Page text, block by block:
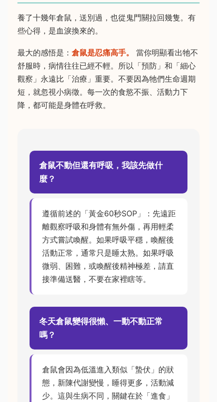
養了十幾年倉鼠，送別過，也從鬼門關拉回幾隻。有
些心得，是血淚換來的。
最大的感悟是： 倉鼠是忍痛高手。
當你明顯看出牠不
舒服時，病情往往已經不輕。所以「預防」和「細心
觀察」永遠比「治療」重要。不要因為牠們生命週期
短，就忽視小病徵。每一次的食慾不振、活動力下
降，都可能是身體在呼救。
倉鼠不動但還有呼吸，我該先做什
麼？
遵循前述的「黃金60秒SOP」：先遠距
離觀察呼吸和身體有無外傷，再用輕柔
方式嘗試喚醒。如果呼吸平穩，喚醒後
活動正常，通常只是睡太熟。如果呼吸
微弱、困難，或喚醒後精神極差，請直
接準備送醫，不要在家裡瞎等。
冬天倉鼠變得很懶、一動不動正常
嗎？
倉鼠會因為低溫進入類似「蟄伏」的狀
態，新陳代謝變慢，睡得更多，活動減
少。這與生病不同，關鍵在於「進食」